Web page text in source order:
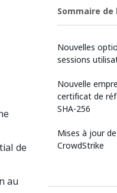
de
au
Sommaire de
Nouvelles
sessions
Nouvelle
certificat de
SHA-256
Mises à jour
CrowdStrike